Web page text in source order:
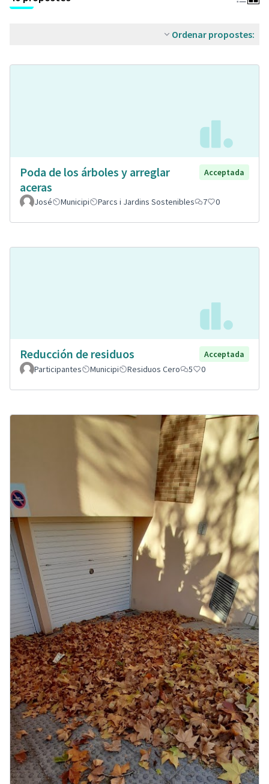
Ordenar propostes:
Poda de los árboles y arreglar
aceras
Acceptada
José Municipi Parcs i Jardins Sostenibles 7 0
Reducción de residuos
Acceptada
Participantes
Municipi Residuos Cero 5 0